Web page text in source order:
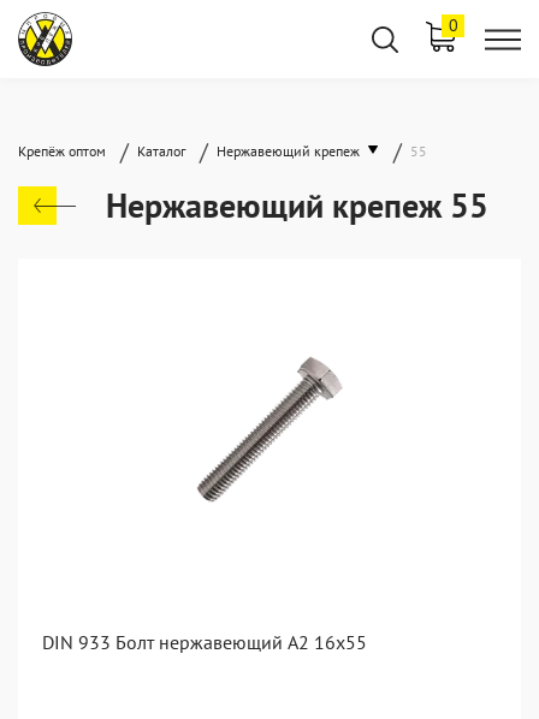
0
Крепёж оптом / Каталог / Нержавеющий крепеж / 55
Нержавеющий крепеж 55
DIN 933 Болт нержавеющий А2 16х55